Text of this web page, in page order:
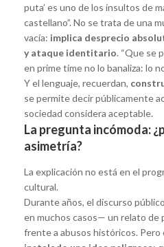
puta’ es uno de los insultos de
castellano”. No se trata de una
vacía: implica desprecio
y ataque identitario. “Que se
en prime time no lo banaliza: lo
Y el lenguaje, recuerdan,
se permite decir públicamente
sociedad considera aceptable.
La pregunta incómoda:
asimetría?
La explicación no está en el
cultural.
Durante años, el discurso
en muchos casos— un relato de
frente a abusos históricos. Pero